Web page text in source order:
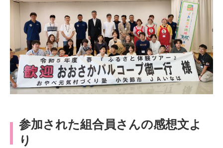
参加された組合員さんの感想文よ
り